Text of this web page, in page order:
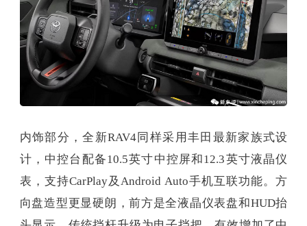
内饰部分，全新RAV4同样采用丰田最新家族式设
计，中控台配备10.5英寸中控屏和12.3英寸液晶仪
表，支持CarPlay及Android Auto手机互联功能。方
向盘造型更显硬朗，前方是全液晶仪表盘和HUD抬